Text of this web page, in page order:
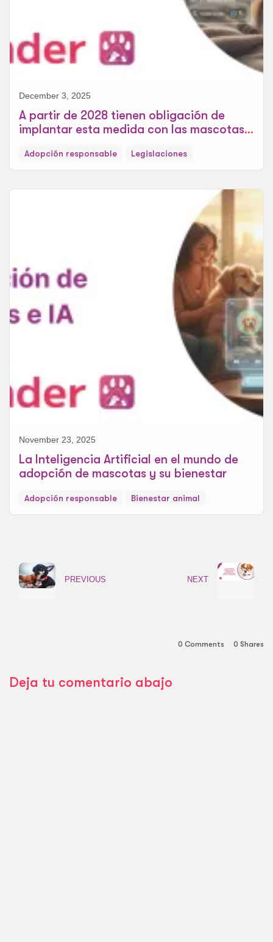
December 3, 2025
A partir de 2028 tienen obligación de
implantar esta medida con las mascotas,
Adopción responsable Legislaciones
November 23, 2025
La Inteligencia Artificial en el mundo de
adopción de mascotas y su bienestar
Adopción responsable Bienestar animal
PREVIOUS NEXT
0 Comments 0 Shares
Deja tu comentario abajo